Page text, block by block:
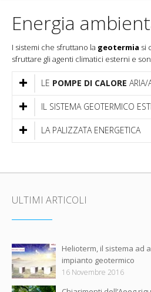
Energia
I sistemi che sfruttano la geotermia si
sfruttare gli agenti climatici esterni e
LE POMPE DI CALORE ARIA/
IL SISTEMA GEOTERMICO
LA PALIZZATA ENERGETICA
ULTIMI ARTICOLI
Helioterm, il sistema ad
impianto geotermico
16 Novembre 2016